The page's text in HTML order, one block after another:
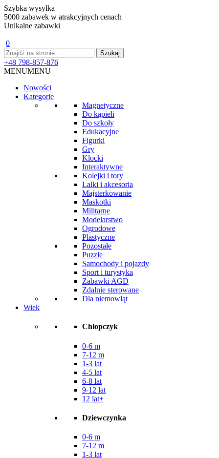
Szybka wysyłka
5000 zabawek w atrakcyjnych cenach
Unikalne zabawki
0
+48 798-857-876
MENUMENU
Nowości
Kategorie
Magnetyczne
Do kąpieli
Do szkoły
Edukacyjne
Figurki
Gry
Klocki
Interaktywne
Kolejki i tory
Lalki i akcesoria
Majsterkowanie
Maskotki
Militarne
Modelarstwo
Ogrodowe
Plastyczne
Pozostałe
Puzzle
Samochody i pojazdy
Sport i turystyka
Zabawki AGD
Zdalnie sterowane
Dla niemowląt
Wiek
Chłopczyk
0-6 m
7-12 m
1-3 lat
4-5 lat
6-8 lat
9-12 lat
12 lat+
Dziewczynka
0-6 m
7-12 m
1-3 lat